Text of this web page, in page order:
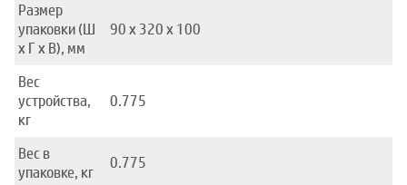
Размер
упаковки (Ш
x Г x В), мм
90 x 320 x 100
Вес
устройства,
кг
0.775
Вес в
упаковке, кг
0.775